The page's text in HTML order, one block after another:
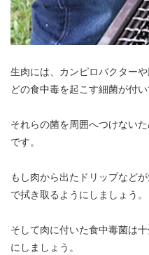
生肉には、カンピロバクター
どの食中毒を起こす細菌が付
それらの菌を周囲へつけない
です。
もし肉から出たドリップなど
で拭き取るようにしましょう。
そして肉に付いた食中毒菌は
にしましょう。